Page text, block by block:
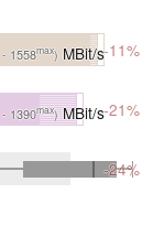
- 1558max) MBit/s-11%
- 1390max)MBit/s-21%
-24%